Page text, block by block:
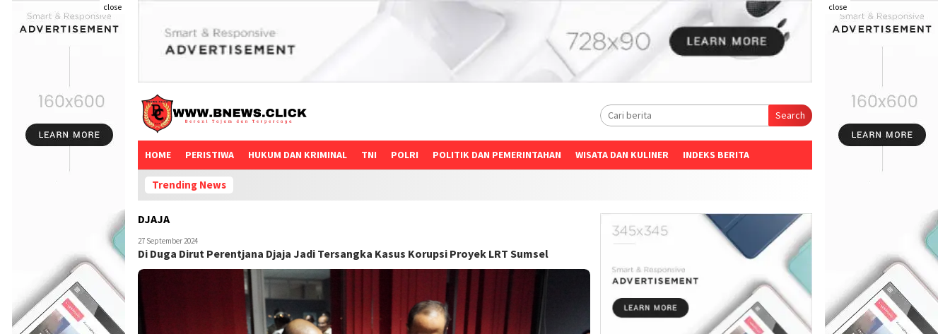
close close
Search
HOME PERISTIWA HUKUM DAN KRIMINAL TNI POLRI POLITIK DAN PEMERINTAHAN WISATA DAN KULINER INDEKS BERITA
Trending News
DJAJA
27 September 2024
Di Duga Dirut Perentjana Djaja Jadi Tersangka Kasus Korupsi Proyek LRT Sumsel